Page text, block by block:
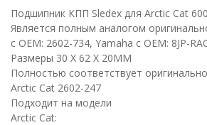
Подшипник КПП Sledex для Arctic Cat
Является полным аналогом
c OEM: 2602-734, Yamaha c OEM: 8JP-
Размеры 30 X 62 X 20MM
Полностью соответствует
Arctic Cat 2602-247
Подходит на модели
Arctic Cat: